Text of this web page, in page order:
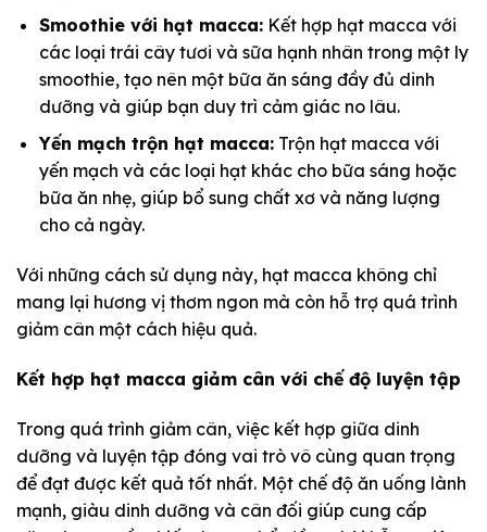
Smoothie với hạt macca:Kết hợp hạt macca với
các loại trái cây tươi và sữa hạnh nhân trong một ly
smoothie, tạo nên một bữa ăn sáng đầy đủ dinh
dưỡng và giúp bạn duy trì cảm giác no lâu.
Yến mạch trộn hạt macca:Trộn hạt macca với
yến mạch và các loại hạt khác cho bữa sáng hoặc
bữa ăn nhẹ, giúp bổ sung chất xơ và năng lượng
cho cả ngày.
Với những cách sử dụng này, hạt macca không chỉ
mang lại hương vị thơm ngon mà còn hỗ trợ quá trình
giảm cân một cách hiệu quả.
Kết hợp hạt macca giảm cân với chế độ luyện tập
Trong quá trình giảm cân, việc kết hợp giữa dinh
dưỡng và luyện tập đóng vai trò vô cùng quan trọng
để đạt được kết quả tốt nhất. Một chế độ ăn uống lành
mạnh, giàu dinh dưỡng và cân đối giúp cung cấp